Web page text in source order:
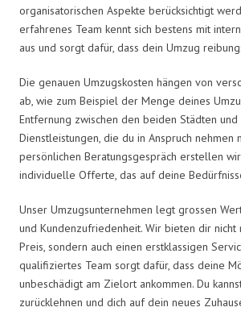
organisatorischen Aspekte berücksichtigt
erfahrenes Team kennt sich bestens mit
aus und sorgt dafür, dass dein Umzug
Die genauen Umzugskosten hängen von
ab, wie zum Beispiel der Menge deines
Entfernung zwischen den beiden Städten
Dienstleistungen, die du in Anspruch nehmen
persönlichen Beratungsgespräch erstellen
individuelle Offerte, das auf deine
Unser Umzugsunternehmen legt grossen
und Kundenzufriedenheit. Wir bieten dir nicht
Preis, sondern auch einen erstklassigen
qualifiziertes Team sorgt dafür, dass deine
unbeschädigt am Zielort ankommen. Du
zurücklehnen und dich auf dein neues